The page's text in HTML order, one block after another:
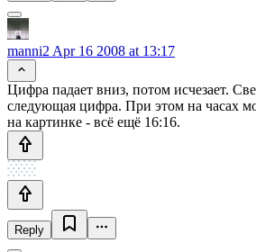
manni2 Apr 16 2008 at 13:17
Цифра падает вниз, потом исчезает.
следующая цифра. При этом на часах
на картинке - всё ещё 16:16.
Reply